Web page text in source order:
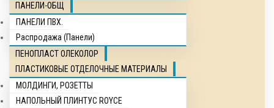
ПАНЕЛИ-ОБЩ
ПАНЕЛИ ПВХ.
Распродажа (Панели)
ПЕНОПЛАСТ ОЛЕКОЛОР
ПЛАСТИКОВЫЕ ОТДЕЛОЧНЫЕ МАТЕРИАЛЫ
МОЛДИНГИ, РОЗЕТТЫ
НАПОЛЬНЫЙ ПЛИНТУС ROYCE